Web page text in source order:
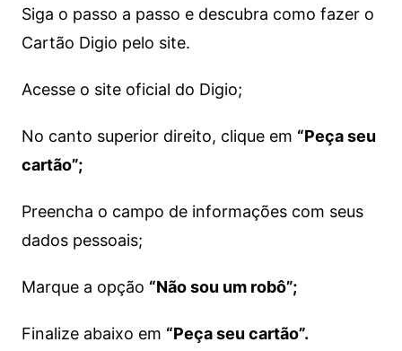
Siga o passo a passo e descubra como fazer o
Cartão Digio pelo site.
Acesse o site oficial do Digio;
No canto superior direito, clique em “Peça seu
cartão”;
Preencha o campo de informações com seus
dados pessoais;
Marque a opção “Não sou um robô”;
Finalize abaixo em “Peça seu cartão”.